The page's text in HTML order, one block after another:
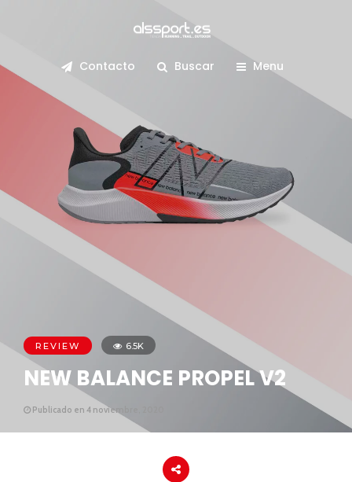
Contacto Buscar Menu
REVIEW 6.5K
NEW BALANCE PROPEL V2
Publicado en 4 noviembre, 2020